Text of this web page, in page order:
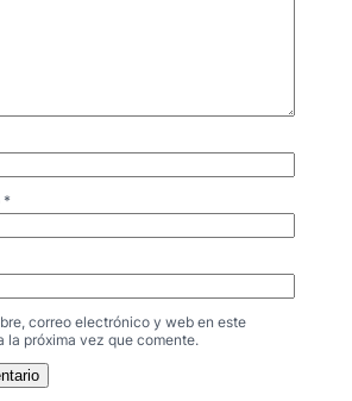
*
correo electrónico y web en este
la próxima vez que comente.